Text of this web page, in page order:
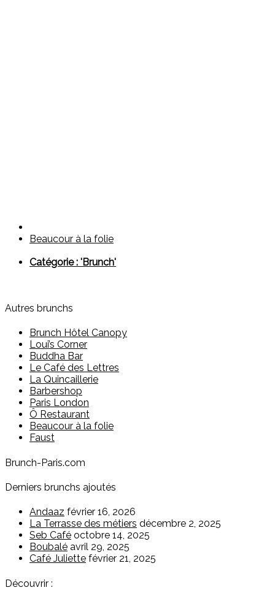
Beaucour à la folie
Catégorie : 'Brunch'
Autres brunchs
Brunch Hôtel Canopy
Loui’s Corner
Buddha Bar
Le Café des Lettres
La Quincaillerie
Barbershop
Paris London
Ô Restaurant
Beaucour à la folie
Faust
Brunch-Paris.com
Derniers brunchs ajoutés
Andaaz février 16, 2026
La Terrasse des métiers décembre 2, 2025
Seb Café octobre 14, 2025
Boubalé avril 29, 2025
Café Juliette février 21, 2025
Découvrir :